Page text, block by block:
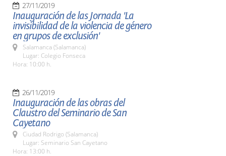
27/11/2019
Inauguración de las Jornada 'La
invisibilidad de la violencia de género
en grupos de exclusión'
Salamanca (Salamanca)
Lugar: Colegio Fonseca
Hora: 10:00 h.
26/11/2019
Inauguración de las obras del
Claustro del Seminario de San
Cayetano
Ciudad Rodrigo (Salamanca)
Lugar: Seminario San Cayetano
Hora: 13:00 h.